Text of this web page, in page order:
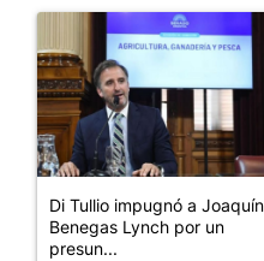
Un artículo de tendencia
Di Tullio impugnó a Joaquín
Benegas Lynch por un
presun...